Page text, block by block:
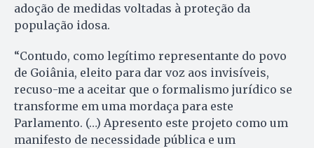
adoção de medidas voltadas à proteção da
população idosa.
“Contudo, como legítimo representante do povo
de Goiânia, eleito para dar voz aos invisíveis,
recuso-me a aceitar que o formalismo jurídico se
transforme em uma mordaça para este
Parlamento. (…) Apresento este projeto como um
manifesto de necessidade pública e um